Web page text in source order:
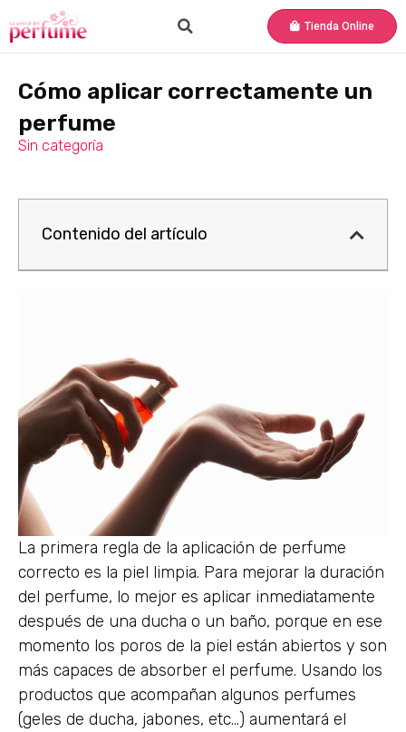
Tienda Online
Cómo aplicar correctamente un
perfume
Sin categoría
Contenido del artículo
La primera regla de la aplicación de perfume
correcto es la piel limpia. Para mejorar la duración
del perfume, lo mejor es aplicar inmediatamente
después de una ducha o un baño, porque en ese
momento los poros de la piel están abiertos y son
más capaces de absorber el perfume. Usando los
productos que acompañan algunos perfumes
(geles de ducha, jabones, etc…) aumentará el